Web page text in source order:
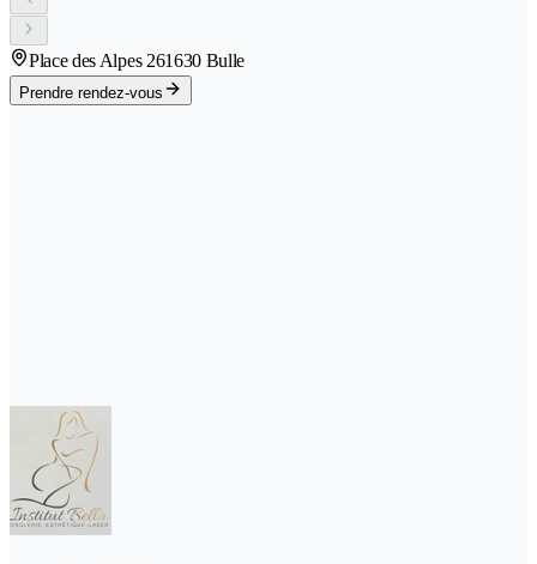
Place des Alpes 261630 Bulle
Prendre rendez-vous